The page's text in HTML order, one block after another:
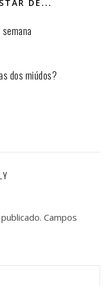
DE...
dos miúdos?
Campos